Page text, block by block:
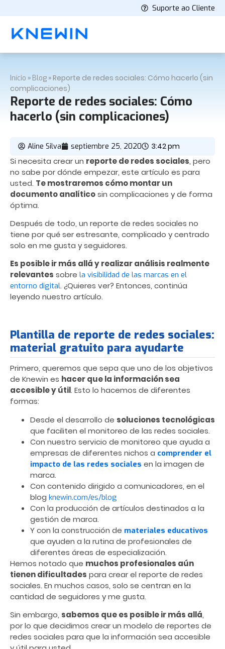
Suporte ao Cliente
Início » Blog »Reporte de redes sociales: Cómo hacerlo (sin
complicaciones)
Reporte de redes sociales: Cómo
hacerlo (sin complicaciones)
Aline Silva septiembre 25, 2020 3:42 pm
Si necesita crear un reporte de redes sociales, pero
no sabe por dónde empezar, este artículo es para
usted. Te mostraremos cómo montar un
documento analíticosin complicaciones y de forma
óptima.
Después de todo, un reporte de redes sociales no
tiene por qué ser estresante, complicado y centrado
solo en me gusta y seguidores.
Es posible ir más allá y realizar análisis realmente
relevantes sobre la visibilidad de las marcas en el
entorno digital. ¿Quieres ver? Entonces, continúa
leyendo nuestro artículo.
Plantilla de reporte de redes sociales:
material gratuito para ayudarte
Primero, queremos que sepa que uno de los objetivos
de Knewin es hacer que la información sea
accesible y útil. Esto lo hacemos de diferentes
formas:
Desde el desarrollo de soluciones tecnológicas
que faciliten el monitoreo de las redes sociales.
Con nuestro servicio de monitoreo que ayuda a
empresas de diferentes nichos a comprender el
impacto de las redes sociales en la imagen de
marca.
Con contenido dirigido a comunicadores, en el
blog knewin.com/es/blog
Con la producción de artículos destinados a la
gestión de marca.
Y con la construcción de materiales educativos
que ayuden a la rutina de profesionales de
diferentes áreas de especialización.
Hemos notado que muchos profesionales aún
tienen dificultades para crear el reporte de redes
sociales. En muchos casos, solo se centran en la
cantidad de seguidores y me gusta.
Sin embargo, sabemos que es posible ir más allá,
por lo que decidimos crear un modelo de reportes de
redes sociales para que la información sea accesible